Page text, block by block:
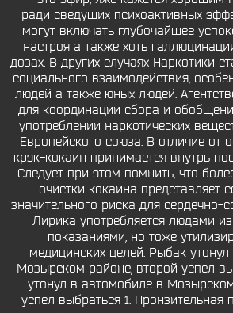
ради сведущих психоактивных
могут включать глубочайшее
настроя а также хоть
дозах. В других случаях Наркотики
социального взаимодействия,
людей а также юных людей.
для координации сбора и
употреблении наркотических
Европейского союза. В отличие от
крэк-кокаин принимается внутрь
Следует при этом помнить, что
очистки кокаина представляет
значительного риска для сердечно-
Лирика употребляется людами
показаниями, но тоже
медицинских целей. Рыбак
Мозырском районе, второй успел
утонул в автомобиле в
успел выбраться 1.